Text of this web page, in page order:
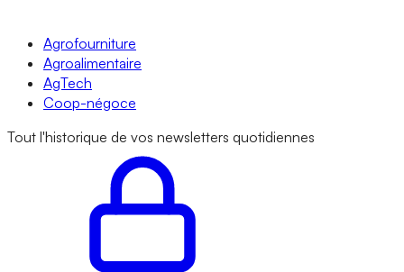
Agrofourniture
Agroalimentaire
AgTech
Coop-négoce
Tout l'historique de vos newsletters quotidiennes